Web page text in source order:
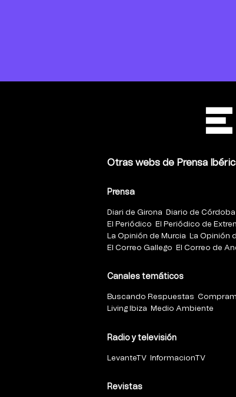
Otras webs de Prensa
Prensa
Diari de Girona Diario de Córdoba
El Periódico
El Periódico de
La Opinión de Murcia
La Opinión
El Correo Gallego
El Correo de
Canales temáticos
Buscando Respuestas
Living Ibiza
Medio Ambiente
Radio y televisión
LevanteTV InformacionTV
Revistas